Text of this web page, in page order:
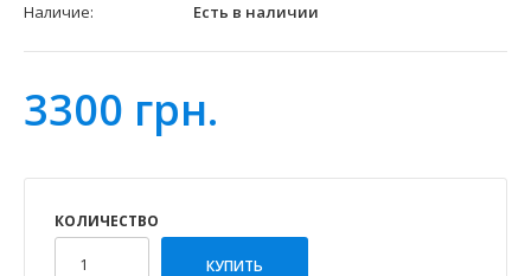
Наличие:
Есть в наличии
3300 грн.
КОЛИЧЕСТВО